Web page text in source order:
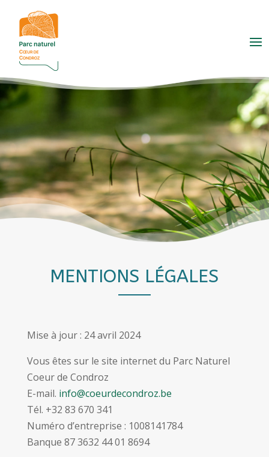
MENTIONS LÉGALES
Mise à jour : 24 avril 2024
Vous êtes sur le site internet du Parc Naturel
Coeur de Condroz
E-mail. info@coeurdecondroz.be
Tél. +32 83 670 341
Numéro d’entreprise : 1008141784
Banque 87 3632 44 01 8694